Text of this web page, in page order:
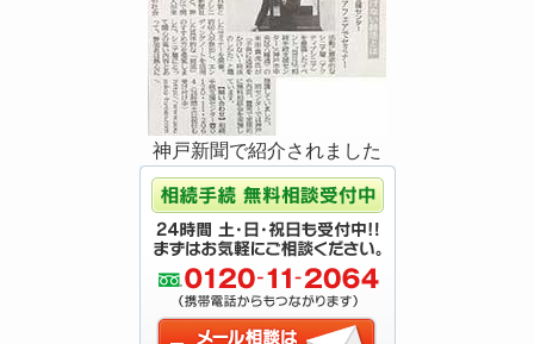
神戸新聞で紹介されました